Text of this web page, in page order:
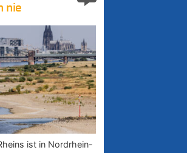
nie
ist in Nordrhein-